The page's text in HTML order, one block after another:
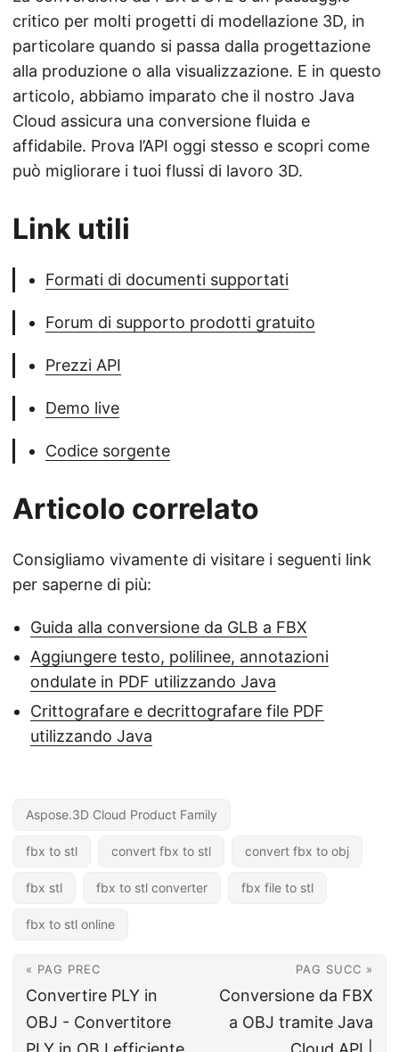
critico per molti progetti di modellazione 3D, in
particolare quando si passa dalla progettazione
alla produzione o alla visualizzazione. E in questo
articolo, abbiamo imparato che il nostro Java
Cloud assicura una conversione fluida e
affidabile. Prova l’API oggi stesso e scopri come
può migliorare i tuoi flussi di lavoro 3D.
Link utili
Formati di documenti supportati
Forum di supporto prodotti gratuito
Prezzi API
Demo live
Codice sorgente
Articolo correlato
Consigliamo vivamente di visitare i seguenti link
per saperne di più:
Guida alla conversione da GLB a FBX
Aggiungere testo, polilinee, annotazioni
ondulate in PDF utilizzando Java
Crittografare e decrittografare file PDF
utilizzando Java
Aspose.3D Cloud Product Family
fbx to stl convert fbx to stl convert fbx to obj
fbx stl fbx to stl converter fbx file to stl
fbx to stl online
« PAG PREC
Convertire PLY in
OBJ - Convertitore
PAG SUCC »
Conversione da FBX
a OBJ tramite Java